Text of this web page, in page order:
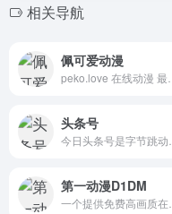
相关导航
佩可爱动漫
头条号
第一动漫D1DM